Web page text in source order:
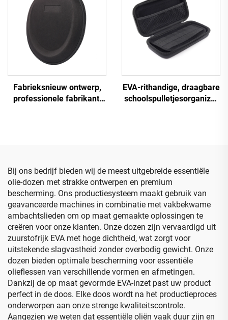
Fabrieksnieuw ontwerp,
professionele fabrikant,
EVA-rithandige, draagbare
schoolspulletjesorganizer
Bij ons bedrijf bieden wij de meest uitgebreide essentiële
olie-dozen met strakke ontwerpen en premium
bescherming. Ons productiesysteem maakt gebruik van
geavanceerde machines in combinatie met vakbekwame
ambachtslieden om op maat gemaakte oplossingen te
creëren voor onze klanten. Onze dozen zijn vervaardigd uit
zuurstofrijk EVA met hoge dichtheid, wat zorgt voor
uitstekende slagvastheid zonder overbodig gewicht. Onze
dozen bieden optimale bescherming voor essentiële
olieflessen van verschillende vormen en afmetingen.
Dankzij de op maat gevormde EVA-inzet past uw product
perfect in de doos. Elke doos wordt na het productieproces
onderworpen aan onze strenge kwaliteitscontrole.
Aangezien we weten dat essentiële oliën vaak duur zijn en